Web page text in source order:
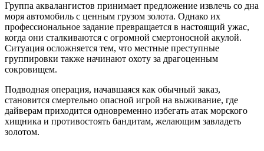
Группа аквалангистов принимает предложение извлечь со дна
моря автомобиль с ценным грузом золота. Однако их
профессиональное задание превращается в настоящий ужас,
когда они сталкиваются с огромной смертоносной акулой.
Ситуация осложняется тем, что местные преступные
группировки также начинают охоту за драгоценным
сокровищем.
Подводная операция, начавшаяся как обычный заказ,
становится смертельно опасной игрой на выживание, где
дайверам приходится одновременно избегать атак морского
хищника и противостоять бандитам, желающим завладеть
золотом.